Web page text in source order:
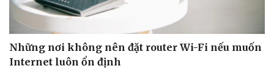
Những nơi không nên đặt router Wi-Fi nếu muốn
Internet luôn ổn định